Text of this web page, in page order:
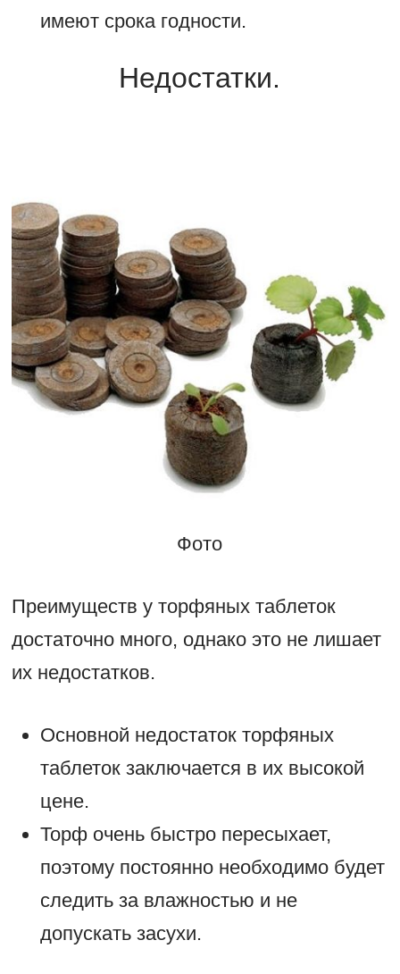
имеют срока годности.
Недостатки.
Фото
Преимуществ у торфяных таблеток
достаточно много, однако это не лишает
их недостатков.
Основной недостаток торфяных
таблеток заключается в их высокой
цене.
Торф очень быстро пересыхает,
поэтому постоянно необходимо будет
следить за влажностью и не
допускать засухи.